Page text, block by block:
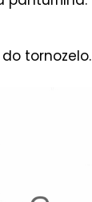
tornozelo.